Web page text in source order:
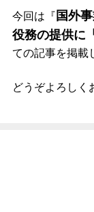
今回は 『 国外
役務の提供に
ての記事を掲載
どうぞよろしく